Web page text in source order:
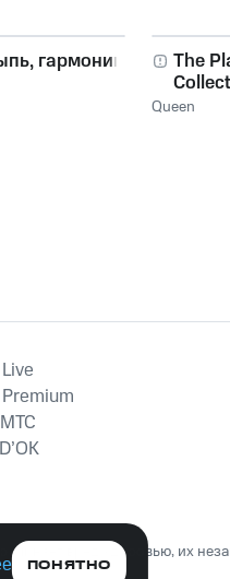
гармоника!
The
Queen
вред здоровью, их
ПОНЯТНО